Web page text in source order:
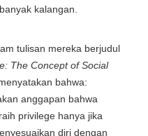
kalangan.
tulisan mereka berjudul
The Concept of Social
bahwa:
anggapan bahwa
privilege hanya jika
diri dengan